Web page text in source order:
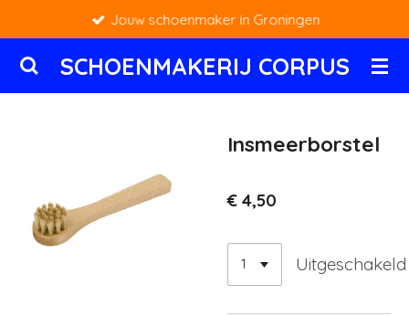
naar
de
SCHOENMAKERIJ CORPUS
Jouw schoenmaker in Groningen
Insmeerborstel
€ 4,50
Uitgeschakeld